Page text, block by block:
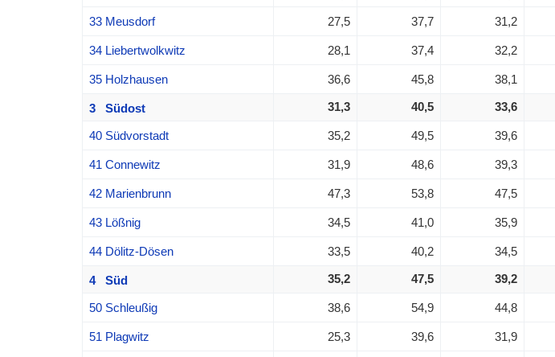
33 Meusdorf 27,5 37,7 31,2
34 Liebertwolkwitz 28,1 37,4 32,2
35 Holzhausen 36,6 45,8 38,1
3 Südost 31,3 40,5 33,6
40 Südvorstadt 35,2 49,5 39,6
41 Connewitz 31,9 48,6 39,3
42 Marienbrunn 47,3 53,8 47,5
43 Lößnig 34,5 41,0 35,9
44 Dölitz-Dösen 33,5 40,2 34,5
4 Süd 35,2 47,5 39,2
50 Schleußig 38,6 54,9 44,8
51 Plagwitz 25,3 39,6 31,9